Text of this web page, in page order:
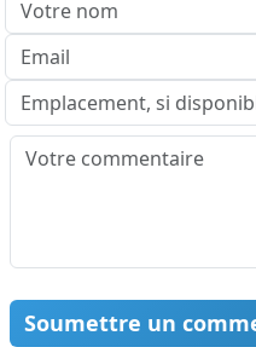
Soumettre un